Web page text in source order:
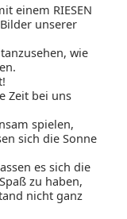
einem RIESEN
unserer
wie
Zeit bei uns
spielen,
sich die Sonne
es sich die
zu haben,
nicht ganz